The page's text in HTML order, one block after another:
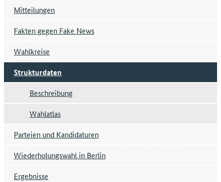
Mitteilungen
Fakten gegen Fake News
Wahlkreise
Strukturdaten
Beschreibung
Wahlatlas
Parteien und Kandidaturen
Wiederholungswahl in Berlin
Ergebnisse